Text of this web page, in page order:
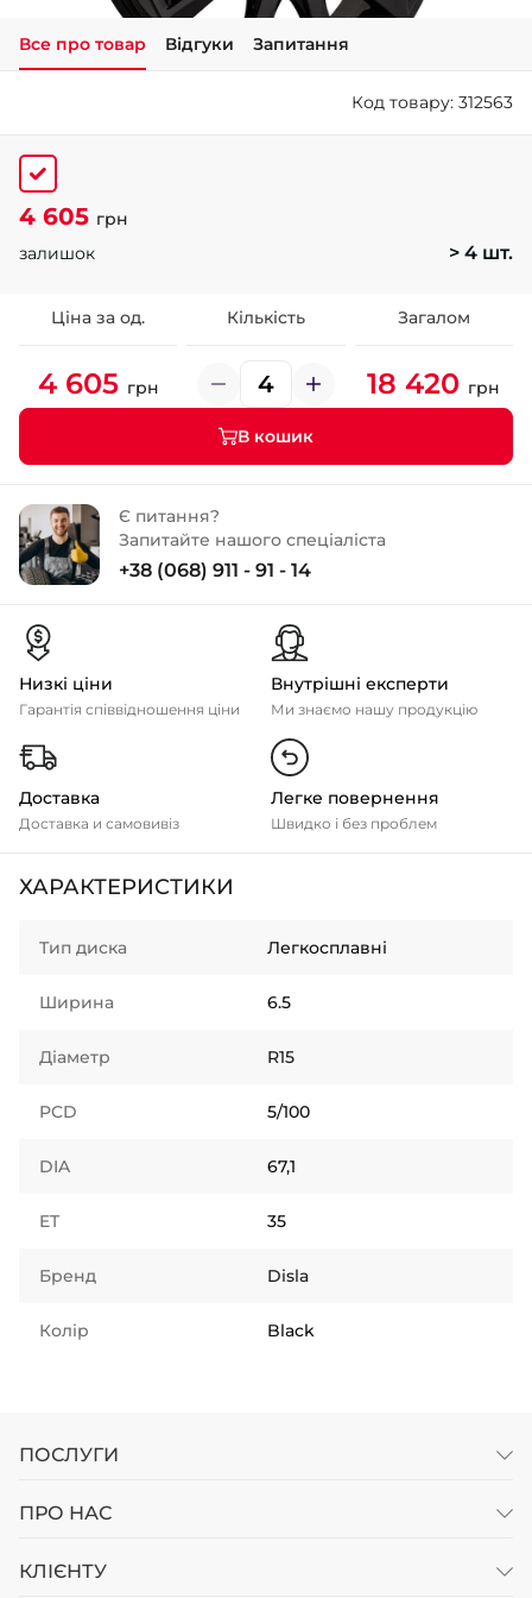
+38 (050)-911-911-2
+38 (099)-643-33-77
Все про товар Відгуки Запитання
Код товару: 312563
4 605 грн
залишок
> 4 шт.
Ціна за од. Кількість Загалом
4 605 грн 18 420 грн
В кошик
Є питання?
Запитайте нашого спеціаліста
+38 (068) 911 - 91 - 14
Низкі ціни
Гарантія співвідношення ціни
Внутрішні експерти
Ми знаємо нашу продукцію
Доставка
Доставка и самовивіз
Легке повернення
Швидко і без проблем
ХАРАКТЕРИСТИКИ
Тип диска Легкосплавні
Ширина 6.5
Діаметр R15
PCD 5/100
DIA 67,1
ET 35
Бренд Disla
Колір Black
ПОСЛУГИ
ПРО НАС
КЛІЄНТУ